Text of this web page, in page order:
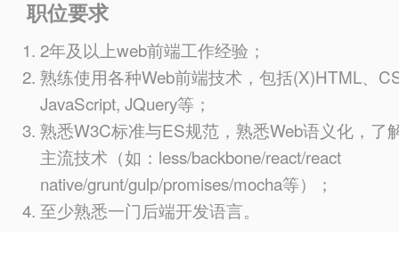
职位要求
2年及以上web前端工作经验；
熟练使用各种Web前端技术，包括(X)HTML、
JavaScript, JQuery等；
熟悉W3C标准与ES规范，熟悉Web语义化，了
主流技术（如：less/backbone/react/react
native/grunt/gulp/promises/mocha等）；
至少熟悉一门后端开发语言。